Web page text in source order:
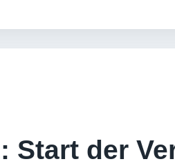
Start der